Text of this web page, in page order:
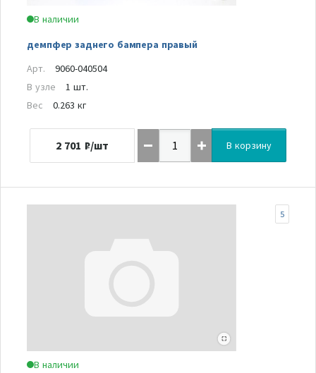
В наличии
демпфер заднего бампера правый
Арт.
9060-040504
В узле
1 шт.
Вес
0.263 кг
2 701 ₽/шт В корзину
В наличии
5